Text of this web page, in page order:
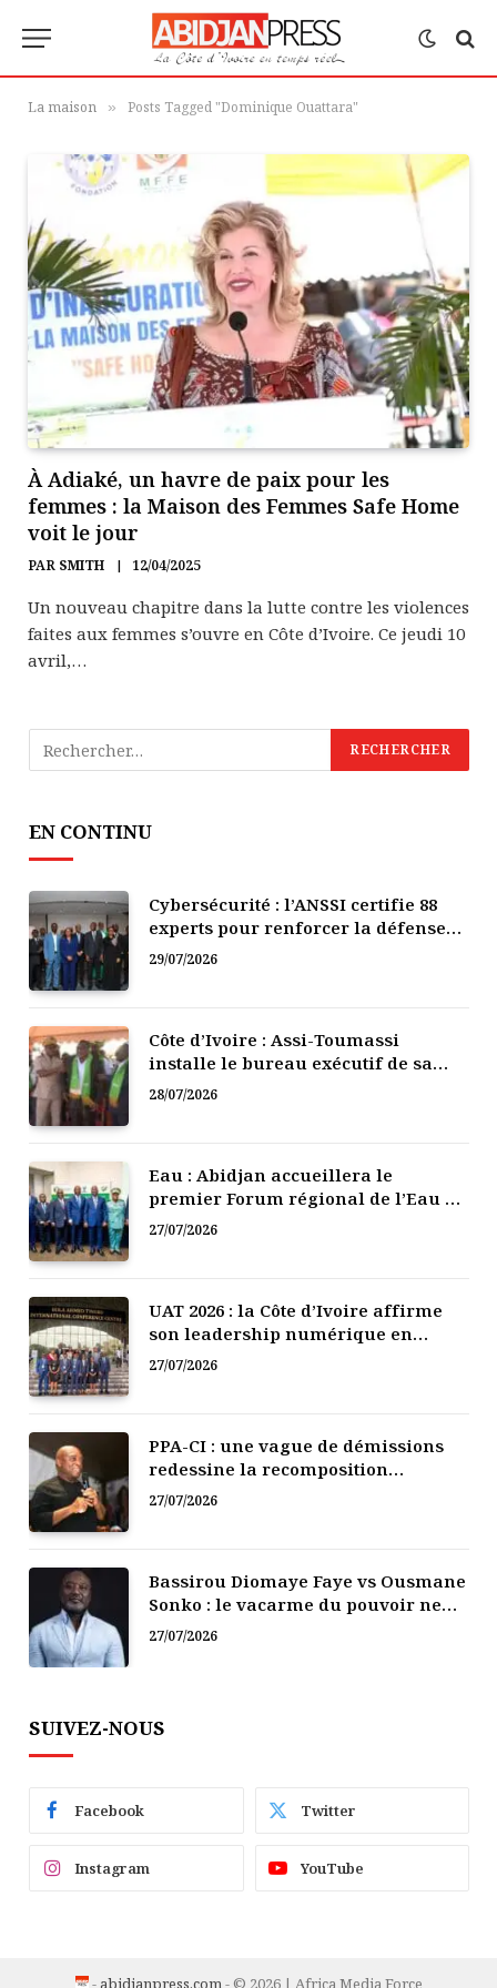
La maison » Posts Tagged "Dominique Ouattara"
À Adiaké, un havre de paix pour les
femmes : la Maison des Femmes Safe Home
voit le jour
PAR SMITH 12/04/2025
Un nouveau chapitre dans la lutte contre les violences
faites aux femmes s’ouvre en Côte d’Ivoire. Ce jeudi 10
avril,…
EN CONTINU
Cybersécurité : l’ANSSI certifie 88
experts pour renforcer la défense
numérique de la Côte d’Ivoire
29/07/2026
Côte d’Ivoire : Assi-Toumassi
installe le bureau exécutif de sa
mutuelle de développement
28/07/2026
Eau : Abidjan accueillera le
premier Forum régional de l’Eau de
l’Afrique de l’Ouest
27/07/2026
UAT 2026 : la Côte d’Ivoire affirme
son leadership numérique en
Afrique
27/07/2026
PPA-CI : une vague de démissions
redessine la recomposition
politique
27/07/2026
Bassirou Diomaye Faye vs Ousmane
Sonko : le vacarme du pouvoir ne
doit pas faire oublier les liens de la
27/07/2026
SUIVEZ-NOUS
Facebook Twitter
Instagram YouTube
- abidjanpress.com - © 2026 | Africa Media Force